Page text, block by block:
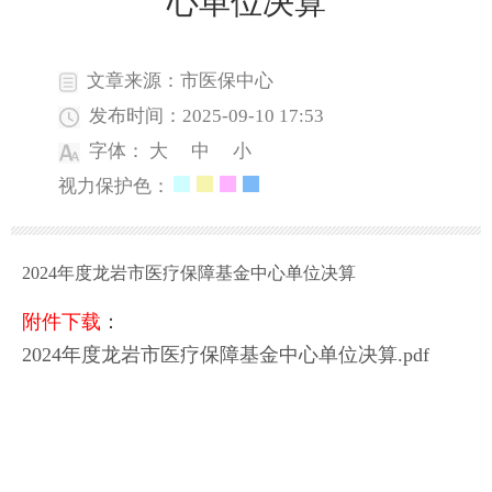
文章来源：市医保中心
发布时间：2025-09-10 17:53
字体： 大 中
小
视力保护色：
2024年度龙岩市医疗保障基金中心单位决算
附件下载 ：
2024年度龙岩市医疗保障基金中心单位决算.pdf